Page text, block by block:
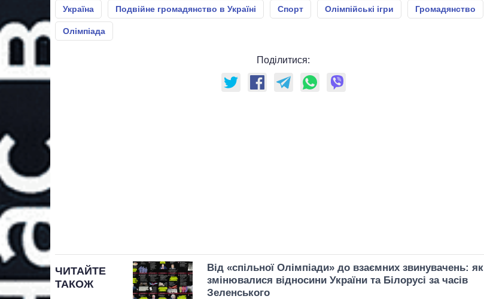
Україна Подвійне громадянство в Україні Спорт Олімпійські ігри Громадянство
Олімпіада
Поділитися:
ЧИТАЙТЕ
ТАКОЖ
Від «спільної Олімпіади» до взаємних звинувачень: як
змінювалися відносини України та Білорусі за часів
Зеленського